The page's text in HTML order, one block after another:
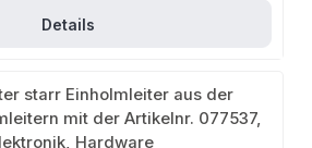
Details